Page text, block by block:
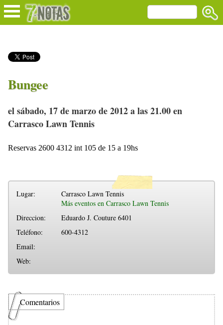
Bungee
el sábado, 17 de marzo de 2012 a las 21.00 en
Carrasco Lawn Tennis
Reservas 2600 4312 int 105 de 15 a 19hs
Lugar:
Carrasco Lawn Tennis
Más eventos en Carrasco Lawn Tennis
Direccion:
Eduardo J. Couture 6401
Teléfono:
600-4312
Email:
Web:
Comentarios